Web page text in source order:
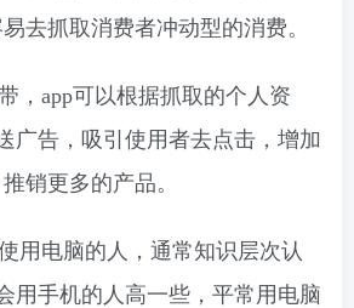
去抓取消费者冲动型的消费。
，app可以根据抓取的个人资
广告，吸引使用者去点击，增加
销更多的产品。
用电脑的人，通常知识层次认
用手机的人高一些，平常用电脑